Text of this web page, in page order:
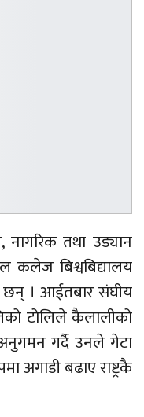
नागरिक तथा उड्यान
कलेज बिश्वबिद्यालय
छन् । आईतबार संघीय
टोलिले कैलालीको
गर्दै उनले गेटा
अगाडी बढाए राष्ट्रकै